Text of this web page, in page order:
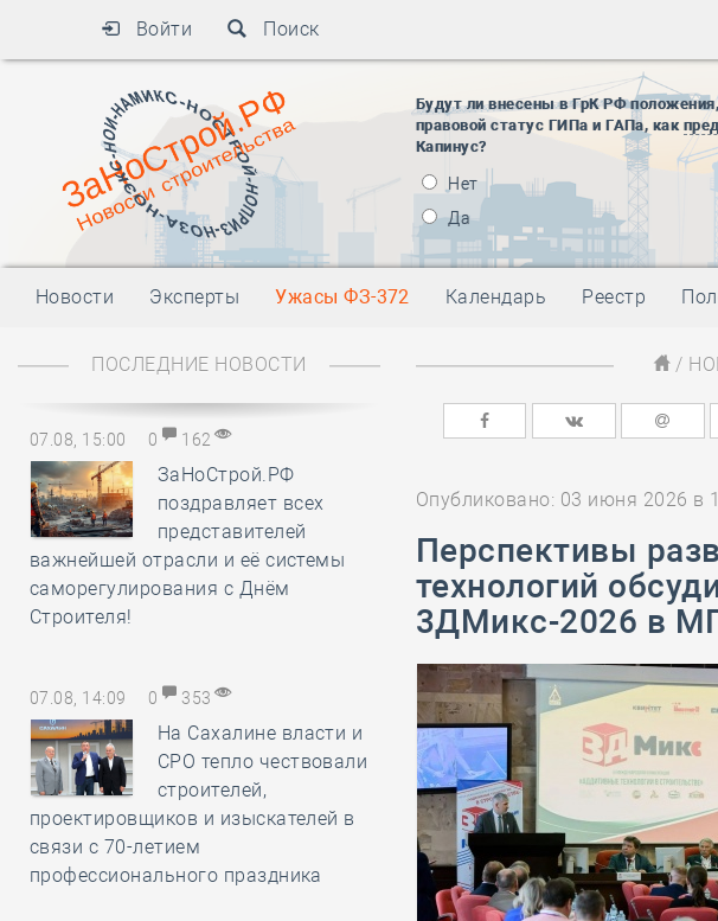
Войти Поиск
Будут ли внесены в ГрК РФ
правовой статус ГИПа и ГАПа, как
Капинус?
Нет
Да
Новости Эксперты Ужасы ФЗ-372 Календарь Реестр
ПОСЛЕДНИЕ НОВОСТИ
07.08, 15:00 0 162
ЗаНоСтрой.РФ
поздравляет всех
представителей
важнейшей отрасли и её системы
саморегулирования с Днём
Строителя!
07.08, 14:09 0 353
На Сахалине власти и
СРО тепло чествовали
строителей,
проектировщиков и изыскателей в
связи с 70-летием
профессионального праздника
/
Опубликовано: 03 июня 2026 в
Перспективы
технологий
3ДМикс-2026 в